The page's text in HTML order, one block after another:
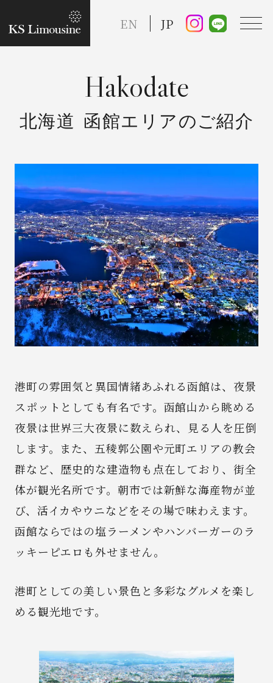
EN JP
Taxi Service
FAQ
Reserve
News
Spot
Recruit
Contact
北海道 函館エリアのご紹介
港町の雰囲気と異国情緒あふれる函館は、夜景
スポットとしても有名です。函館山から眺める
夜景は世界三大夜景に数えられ、見る人を圧倒
します。また、五稜郭公園や元町エリアの教会
群など、歴史的な建造物も点在しており、街全
体が観光名所です。朝市では新鮮な海産物が並
び、活イカやウニなどをその場で味わえます。
函館ならではの塩ラーメンやハンバーガーのラ
ッキーピエロも外せません。
港町としての美しい景色と多彩なグルメを楽し
める観光地です。